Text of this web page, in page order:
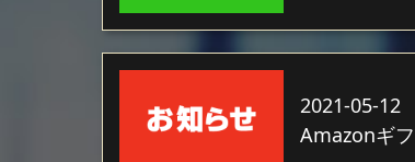
2021-05-12
Amazonギ